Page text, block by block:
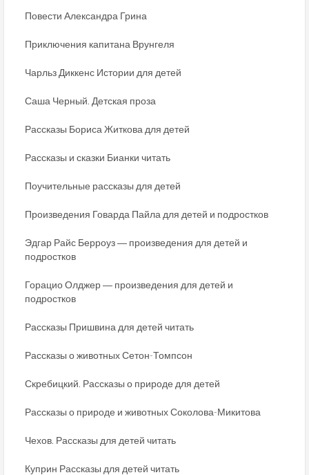
Повести Александра Грина
Приключения капитана Врунгеля
Чарльз Диккенс Истории для детей
Саша Черный. Детская проза
Рассказы Бориса Житкова для детей
Рассказы и сказки Бианки читать
Поучительные рассказы для детей
Произведения Говарда Пайла для детей и подростков
Эдгар Райс Берроуз ― произведения для детей и
подростков
Горацио Олджер ― произведения для детей и
подростков
Рассказы Пришвина для детей читать
Рассказы о животных Сетон-Томпсон
Скребицкий. Рассказы о природе для детей
Рассказы о природе и животных Соколова-Микитова
Чехов. Рассказы для детей читать
Куприн Рассказы для детей читать